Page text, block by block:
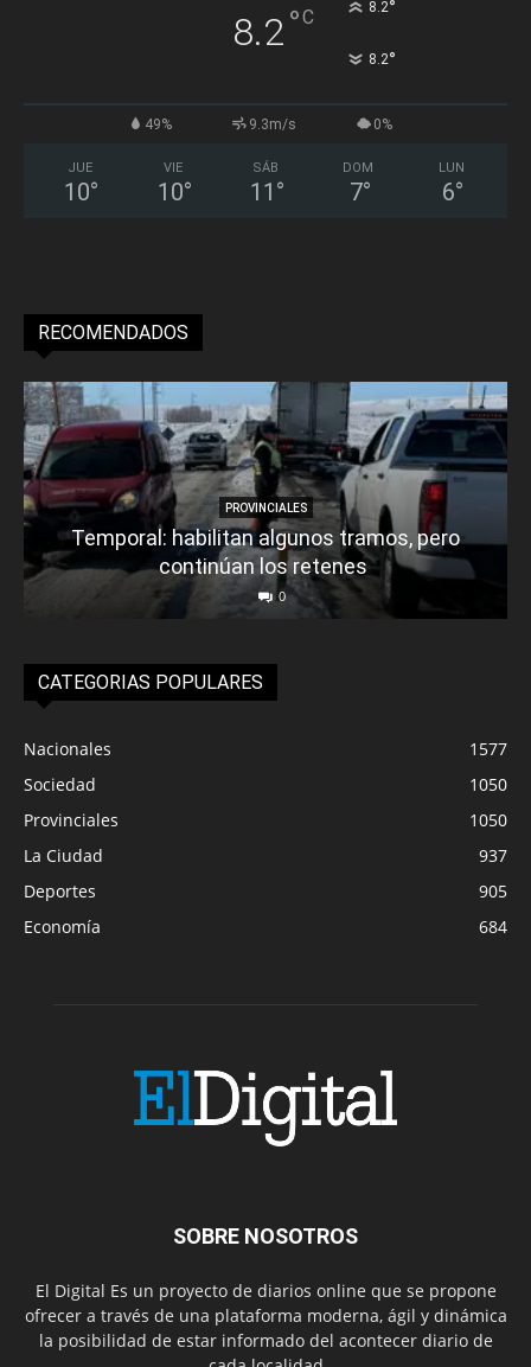
8.2°C 8.2°
8.2°
49% 9.3m/s 0%
JUE
10°
VIE
10°
SÁB
11 °
DOM
7°
LUN
6°
RECOMENDADOS
PROVINCIALES
Temporal: habilitan algunos tramos, pero
continúan los retenes
0
CATEGORIAS POPULARES
Nacionales
1577
Sociedad
1050
Provinciales
1050
La Ciudad
937
Deportes
905
Economía
684
SOBRE NOSOTROS
El Digital Es un proyecto de diarios online que se propone
ofrecer a través de una plataforma moderna, ágil y dinámica
la posibilidad de estar informado del acontecer diario de